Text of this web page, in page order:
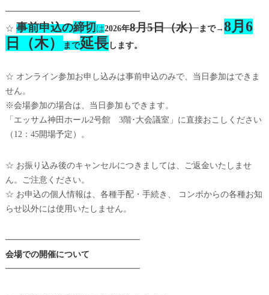
━━━━━━━━━━━━━━━━
☆ 事前申込の締切 は2026年8月5日（水）まで→ 8月6
日（木）
まで延長します。
☆ オンライン参加お申し込みは事前申込のみで、当日参加はできま
せん。
※会場参加の場合は、当日参加もできます。
「エッサム神田ホール2号館 3階･大会議室」に直接おこしください
（12：45開場予定）。
☆ お振り込み後のキャンセルにつきましては、ご返金いたしませ
ん。ご注意ください。
☆ お申込の個人情報は、各種手配・手続き、 コンボからの各種お知
らせ以外には使用いたしません。
━━━━━━━━━━━━━━━━
会場での開催について
━━━━━━━━━━━━━━━━